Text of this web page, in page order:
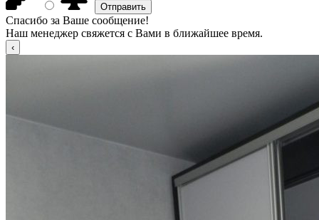
Спасибо за Ваше сообщение!
Наш менеджер свяжется с Вами в ближайшее время.